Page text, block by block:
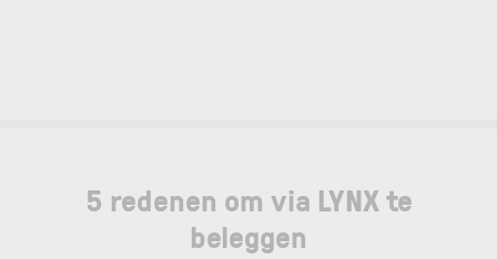
5 redenen om via LYNX te
beleggen